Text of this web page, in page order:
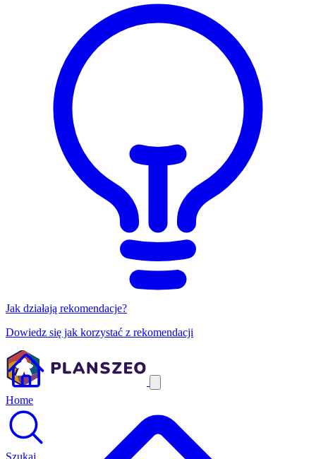
Jak działają rekomendacje?
Dowiedz się jak korzystać z rekomendacji
Home
Szukaj